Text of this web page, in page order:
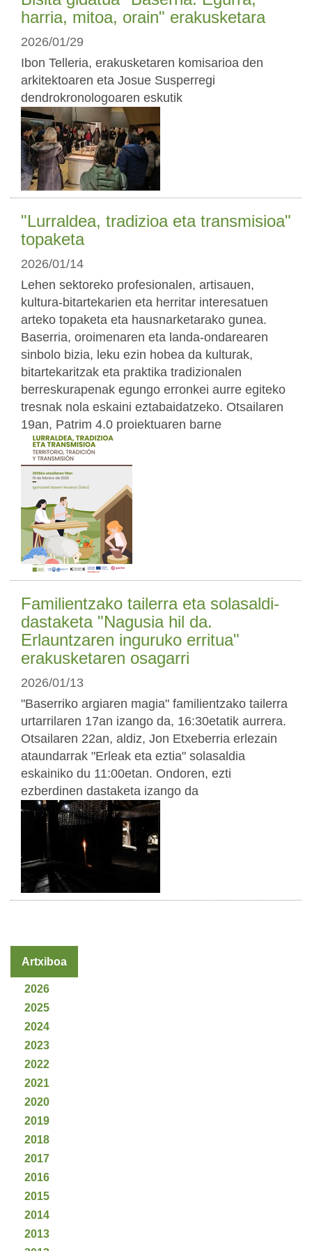
harria, mitoa, orain" erakusketara
2026/01/29
Ibon Telleria, erakusketaren komisarioa den
arkitektoaren eta Josue Susperregi
dendrokronologoaren eskutik
"Lurraldea, tradizioa eta transmisioa"
topaketa
2026/01/14
Lehen sektoreko profesionalen, artisauen,
kultura-bitartekarien eta herritar interesatuen
arteko topaketa eta hausnarketarako gunea.
Baserria, oroimenaren eta landa-ondarearen
sinbolo bizia, leku ezin hobea da kulturak,
bitartekaritzak eta praktika tradizionalen
berreskurapenak egungo erronkei aurre egiteko
tresnak nola eskaini eztabaidatzeko. Otsailaren
19an, Patrim 4.0 proiektuaren barne
Familientzako tailerra eta solasaldi-
dastaketa "Nagusia hil da.
Erlauntzaren inguruko erritua"
erakusketaren osagarri
2026/01/13
"Baserriko argiaren magia" familientzako tailerra
urtarrilaren 17an izango da, 16:30etatik aurrera.
Otsailaren 22an, aldiz, Jon Etxeberria erlezain
ataundarrak "Erleak eta eztia" solasaldia
eskainiko du 11:00etan. Ondoren, ezti
ezberdinen dastaketa izango da
Artxiboa
2026
2025
2024
2023
2022
2021
2020
2019
2018
2017
2016
2015
2014
2013